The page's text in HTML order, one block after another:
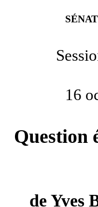
16
Question
deYves